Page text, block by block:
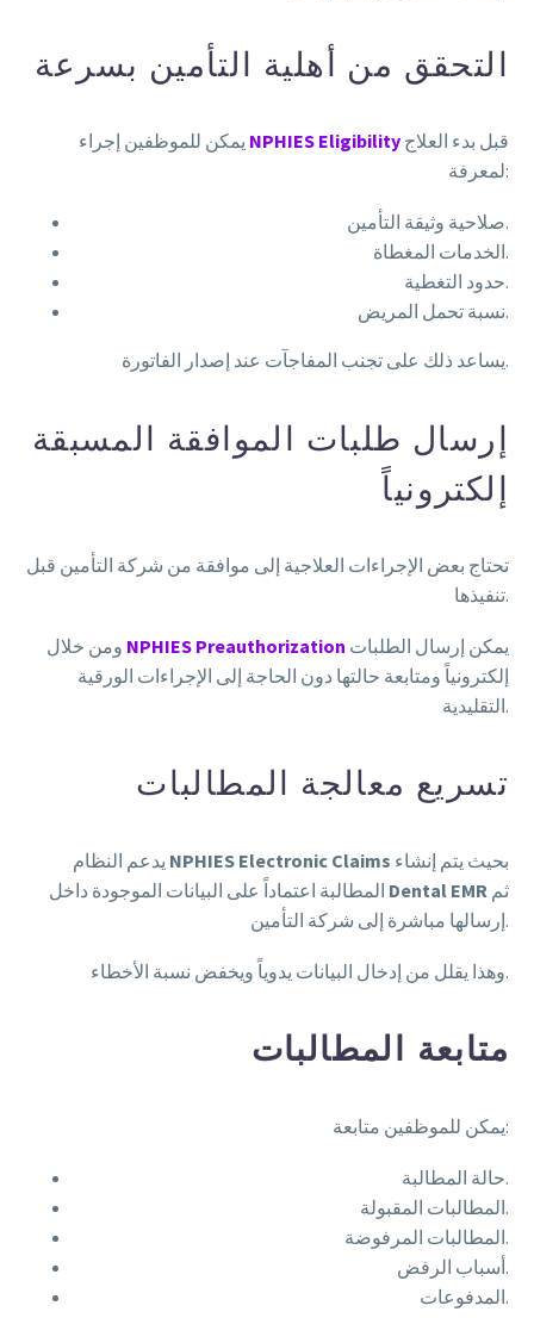
التحقق من أهلية التأمين بسرعة
NPHIES Eligibility
لمعرفة:
صلاحية وثيقة التأمين.
الخدمات المغطاة.
حدود التغطية.
نسبة تحمل المريض.
يساعد ذلك على تجنب المفاجآت عند إصدار الفاتورة.
إرسال طلبات الموافقة المسبقة
إلكترونياً
تحتاج بعض الإجراءات العلاجية إلى موافقة من شركة التأمين قبل
تنفيذها.
NPHIES Preauthorization
إلكترونياً ومتابعة حالتها دون الحاجة إلى الإجراءات الورقية
التقليدية.
تسريع معالجة المطالبات
NPHIES Electronic Claims
Dental EMR
إرسالها مباشرة إلى شركة التأمين.
وهذا يقلل من إدخال البيانات يدوياً ويخفض نسبة الأخطاء.
متابعة المطالبات
يمكن للموظفين متابعة:
حالة المطالبة.
المطالبات المقبولة.
المطالبات المرفوضة.
أسباب الرفض.
المدفوعات.